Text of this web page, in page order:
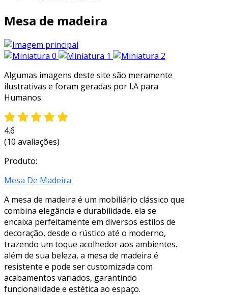
Mesa de madeira
Algumas imagens deste site são meramente
ilustrativas e foram geradas por I.A para
Humanos.
4.6
(10 avaliações)
Produto:
Mesa De Madeira
A mesa de madeira é um mobiliário clássico que
combina elegância e durabilidade. ela se
encaixa perfeitamente em diversos estilos de
decoração, desde o rústico até o moderno,
trazendo um toque acolhedor aos ambientes.
além de sua beleza, a mesa de madeira é
resistente e pode ser customizada com
acabamentos variados, garantindo
funcionalidade e estética ao espaço.